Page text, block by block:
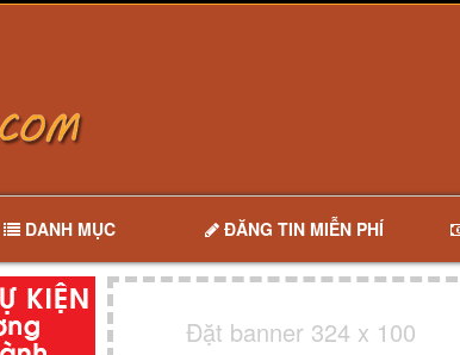
DANH MỤC ĐĂNG TIN MIỄN PHÍ
Đặt banner 324 x 100